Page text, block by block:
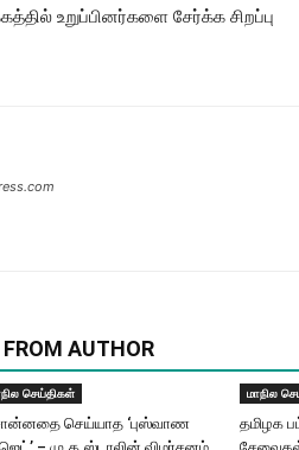
உறுப்பினர்களை சேர்க்க சிறப்பு
FROM AUTHOR
செய்திகள்
செய்யாத ‘புஸ்வாண
மாநில
தமிழக